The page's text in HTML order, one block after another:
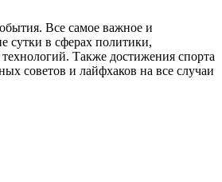
Все самое важное и
сутки в сферах политики,
Также достижения спорта
советов и лайфхаков на все случаи